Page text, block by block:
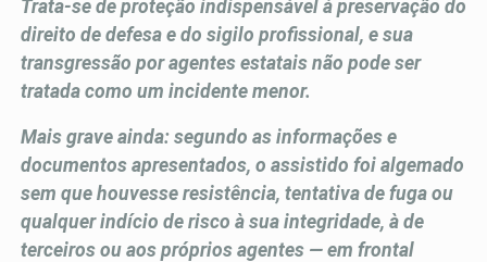
Trata-se de proteção indispensável à preservação do
direito de defesa e do sigilo profissional, e sua
transgressão por agentes estatais não pode ser
tratada como um incidente menor.
Mais grave ainda: segundo as informações e
documentos apresentados, o assistido foi algemado
sem que houvesse resistência, tentativa de fuga ou
qualquer indício de risco à sua integridade, à de
terceiros ou aos próprios agentes — em frontal